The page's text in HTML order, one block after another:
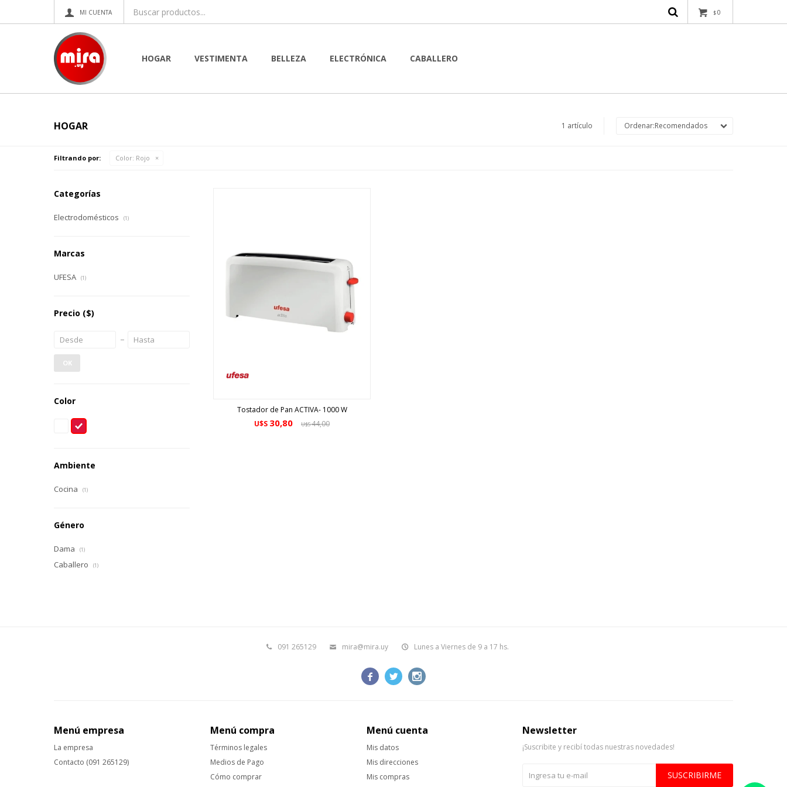
HOGAR VESTIMENTA BELLEZA ELECTRÓNICA CABALLERO
$0
HOGAR 1 artículo Recomendados
Filtrando por: Color: Rojo
Tostador de Pan ACTIVA- 1000 W
U$S 30,80 U$S44,00
Categorías
Electrodomésticos (1)
Marcas
UFESA (1)
Precio ($)
OK
Color
Ambiente
Cocina (1)
Género
Dama (1)
Caballero (1)
091 265129 mira@mira.uy Lunes a Viernes de 9 a 17 hs.
  
Menú empresa
La empresa
Contacto (091 265129)
Menú compra
Términos legales
Medios de Pago
Cómo comprar
Menú cuenta
Mis datos
Mis direcciones
Mis compras
Newsletter
¡Suscribite y recibí todas nuestras novedades!
SUSCRIBIRME